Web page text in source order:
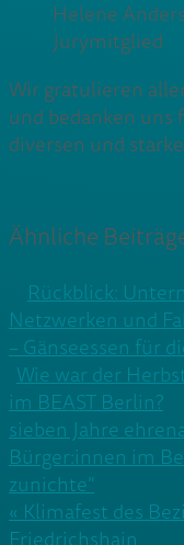
Helene
Jurymitglied
Wir gratulieren
und bedanken
diversen und
Ähnliche
Rückblick:
Netzwerken und
– Gänseessen für
Wie war der
im BEAST Berlin?
sieben Jahre
Bürger:innen im
zunichte”
« Klimafest des